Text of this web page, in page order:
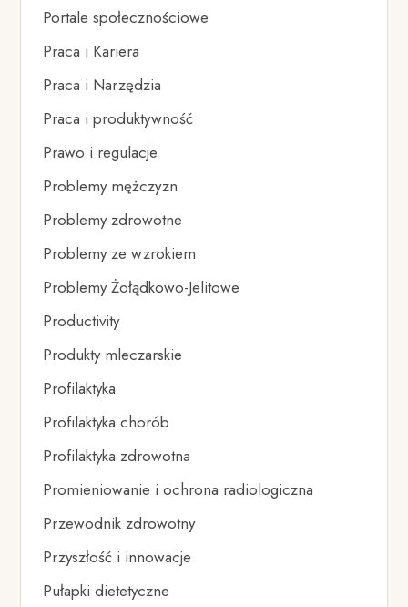
Portale społecznościowe
Praca i Kariera
Praca i Narzędzia
Praca i produktywność
Prawo i regulacje
Problemy mężczyzn
Problemy zdrowotne
Problemy ze wzrokiem
Problemy Żołądkowo-Jelitowe
Productivity
Produkty mleczarskie
Profilaktyka
Profilaktyka chorób
Profilaktyka zdrowotna
Promieniowanie i ochrona radiologiczna
Przewodnik zdrowotny
Przyszłość i innowacje
Pułapki dietetyczne